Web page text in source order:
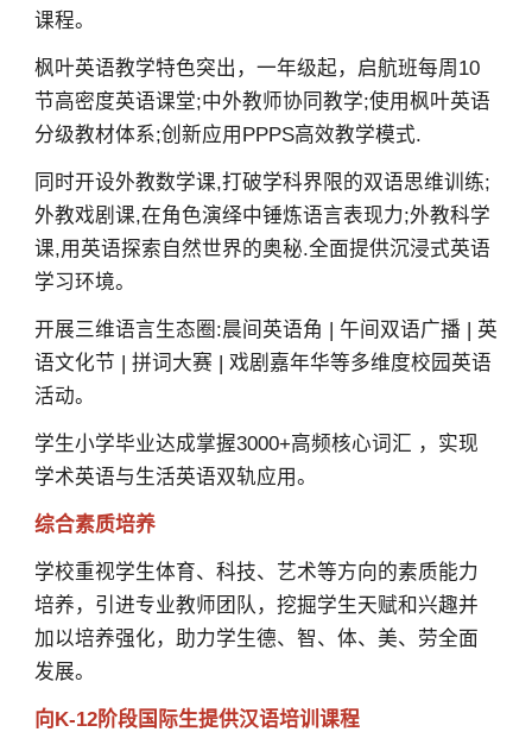
课程。
枫叶英语教学特色突出，一年级起，启航班每周10
节高密度英语课堂;中外教师协同教学;使用枫叶英语
分级教材体系;创新应用PPPS高效教学模式.
同时开设外教数学课,打破学科界限的双语思维训练;
外教戏剧课,在角色演绎中锤炼语言表现力;外教科学
课,用英语探索自然世界的奥秘.全面提供沉浸式英语
学习环境。
开展三维语言生态圈:晨间英语角 | 午间双语广播 | 英
语文化节 | 拼词大赛 | 戏剧嘉年华等多维度校园英语
活动。
学生小学毕业达成掌握3000+高频核心词汇 ，实现
学术英语与生活英语双轨应用。
综合素质培养
学校重视学生体育、科技、艺术等方向的素质能力
培养，引进专业教师团队，挖掘学生天赋和兴趣并
加以培养强化，助力学生德、智、体、美、劳全面
发展。
向K-12阶段国际生提供汉语培训课程